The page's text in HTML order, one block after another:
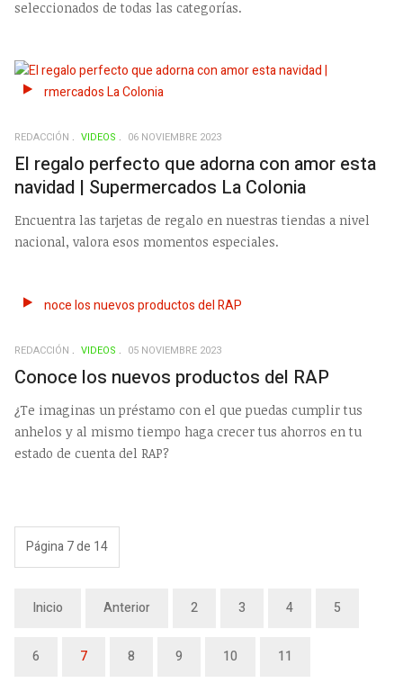
seleccionados de todas las categorías.
REDACCIÓN VIDEOS 06 NOVIEMBRE 2023
El regalo perfecto que adorna con amor esta
navidad | Supermercados La Colonia
Encuentra las tarjetas de regalo en nuestras tiendas a nivel
nacional, valora esos momentos especiales.
REDACCIÓN VIDEOS 05 NOVIEMBRE 2023
Conoce los nuevos productos del RAP
¿Te imaginas un préstamo con el que puedas cumplir tus
anhelos y al mismo tiempo haga crecer tus ahorros en tu
estado de cuenta del RAP?
Página 7 de 14
Inicio Anterior 2 3 4 5
6 7 8 9 10 11